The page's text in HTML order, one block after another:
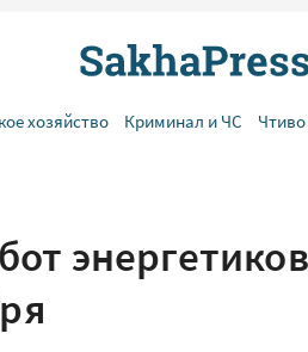
хозяйство Криминал и ЧС Чтиво